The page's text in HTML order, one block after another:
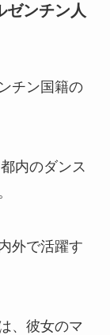
ゼンチン人
チン国籍の
内のダンス
外で活躍す
、彼女のマ